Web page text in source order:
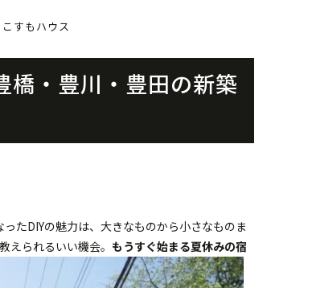
すもハウス
・豊川・豊田の新築
たDIYの魅力は、大きなものから小さなものま
られるいい機会。 もうすぐ始まる夏休みの宿